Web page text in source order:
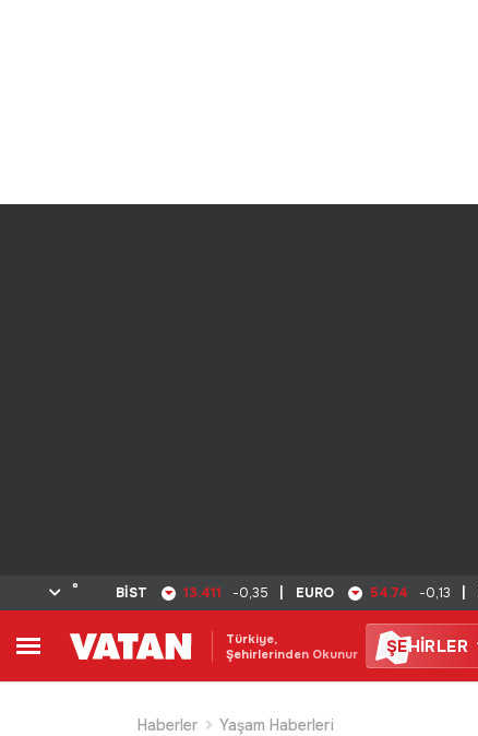
° BİST 13.411 -0,35 EURO 54.74 -0,13
Türkiye,
Şehirlerinden Okunur
ŞEHİRLER
Haberler
Yaşam Haberleri